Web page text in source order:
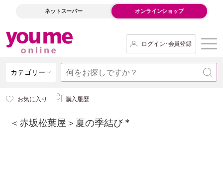
ネットスーパー オンラインショップ
ログイン･会員登録
カテゴリー
お気に入り 購入履歴
＜赤坂松葉屋＞夏の季結び *